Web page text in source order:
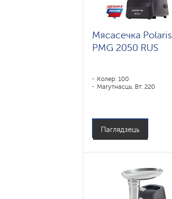
Мясасечка Polaris
PMG 2050 RUS
Колер: 100
Магутнасць, Вт: 220
Паглядзець